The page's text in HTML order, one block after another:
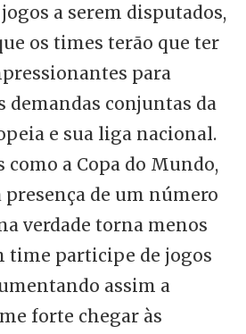
a serem disputados,
os times terão que ter
para
demandas conjuntas da
e sua liga nacional.
como a Copa do Mundo,
presença de um número
verdade torna menos
time participe de jogos
assim a
forte chegar às